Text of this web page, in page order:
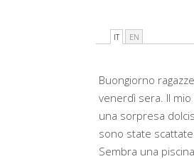
IT EN
Buongiorno
venerdì sera. Il
una sorpresa
sono state scattate
Sembra una